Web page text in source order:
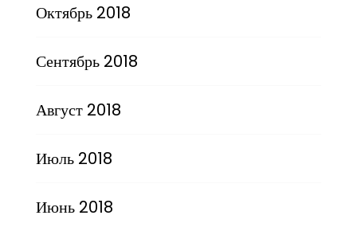
Октябрь 2018
Сентябрь 2018
Август 2018
Июль 2018
Июнь 2018